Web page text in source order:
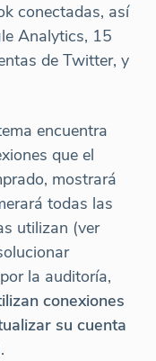
conectadas, así
Analytics, 15
de Twitter, y
encuentra
que el
mostrará
todas las
utilizan (ver
la auditoría,
conexiones
su cuenta
.